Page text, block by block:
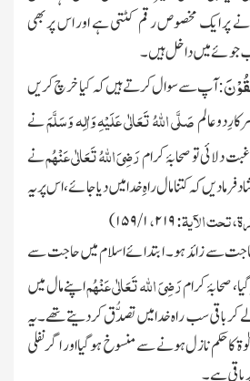
پر ایک مخصوص رقم کٹتی ہے اور اس پر بھی
جوئے میں داخل ہیں۔
: آپ سے سوال کرتے ہیں کہ کیا خرچ کریں
صَلَّی اللہُ تَعَالٰی عَلَیْہِ وَاٰلِہ وَسَلَّمَنے
دلائی تو صحابۂ کرامرَضِیَ اللہُ تَعَالٰی عَنْہُمنے
کہ کتنا مال راہِ خدا میں دیا جائے،اس پر یہ
تحت الآیۃ:۲۱۹،۱/۱۵۹)
حاجت سے زائد ہو ۔ ابتدائے اسلام میں حاجت سے
صحابۂ کرامرَضِیَاللہتَعَالٰی عَنْہُماپنے مال میں
باقی سب راہ خدا میں تصدُّق کردیتے تھے۔یہ
کا حکم نازل ہونے سے منسوخ ہوگیا اور اگر نفلی
باقی ہے۔